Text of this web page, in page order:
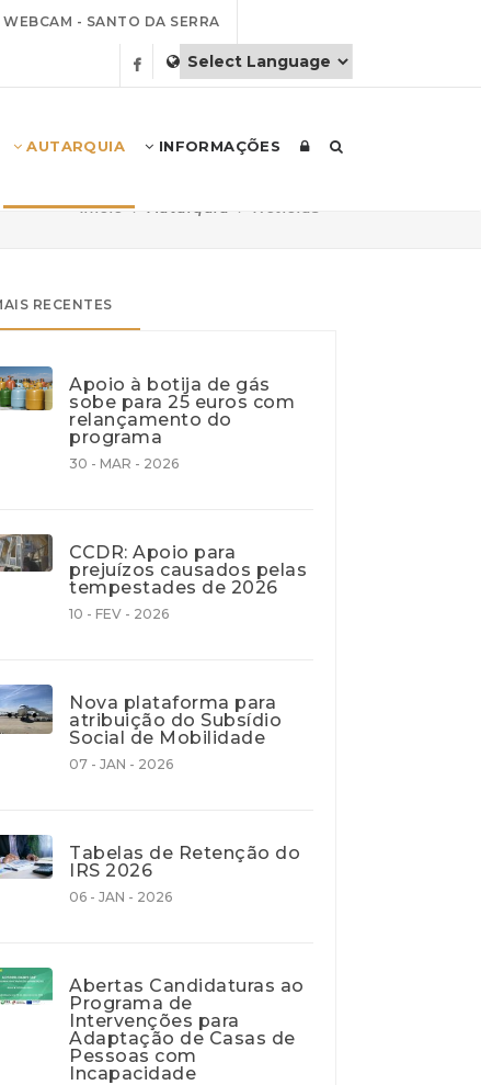
WEBCAM - SANTO DA SERRA
AUTARQUIA INFORMAÇÕES
Início
RECENTES
Apoio à botija de gás
sobe para 25 euros com
relançamento do
programa
30 - MAR - 2026
CCDR: Apoio para
prejuízos causados pelas
tempestades de 2026
10 - FEV - 2026
Nova plataforma para
atribuição do Subsídio
Social de Mobilidade
07 - JAN - 2026
Tabelas de Retenção do
IRS 2026
06 - JAN - 2026
Abertas Candidaturas ao
Programa de
Intervenções para
Adaptação de Casas de
Pessoas com
Incapacidade